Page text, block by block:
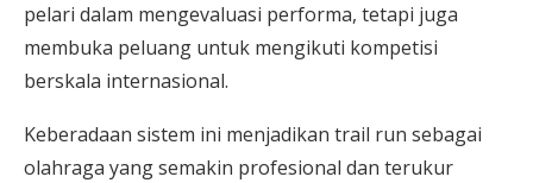
pelari dalam mengevaluasi performa, tetapi juga
membuka peluang untuk mengikuti kompetisi
berskala internasional.
Keberadaan sistem ini menjadikan trail run sebagai
olahraga yang semakin profesional dan terukur